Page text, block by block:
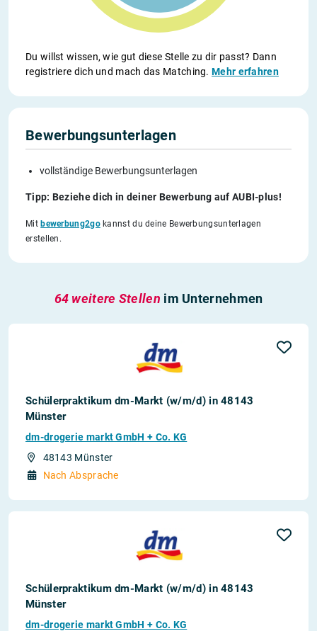
Du willst wissen, wie gut diese Stelle zu dir passt? Dann
registriere dich und mach das Matching.Mehr erfahren
Bewerbungsunterlagen
vollständige Bewerbungsunterlagen
Tipp: Beziehe dich in deiner Bewerbung auf AUBI-plus!
Mitbewerbung2gokannst du deine Bewerbungsunterlagen
erstellen.
64 weitere Stellen im Unternehmen
Schülerpraktikum dm-Markt (w/m/d) in 48143
Münster
dm-drogerie markt GmbH + Co. KG
48143 Münster
Nach Absprache
Schülerpraktikum dm-Markt (w/m/d) in 48143
Münster
dm-drogerie markt GmbH + Co. KG